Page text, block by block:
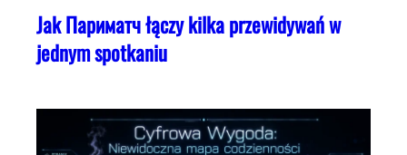
Jak Париматч łączy kilka przewidywań w
jednym spotkaniu